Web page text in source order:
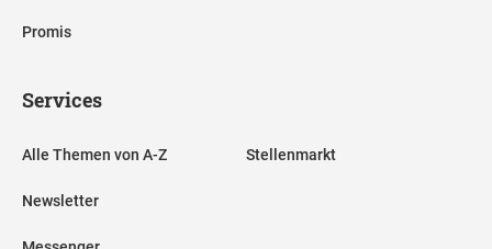
Promis
Services
Alle Themen von A-Z
Newsletter
Stellenmarkt